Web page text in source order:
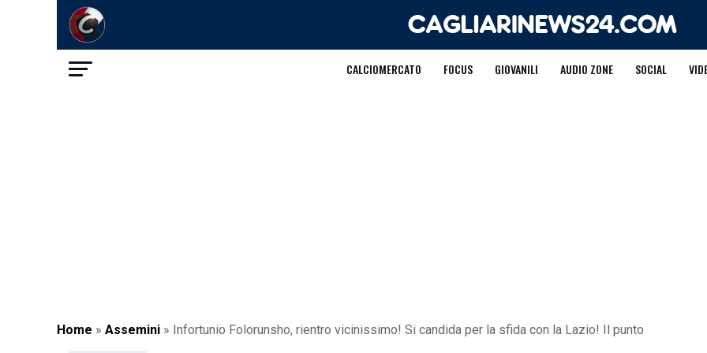
CALCIOMERCATO FOCUS GIOVANILI AUDIO ZONE SOCIAL
Home » Assemini » Infortunio Folorunsho, rientro vicinissimo! Si candida per la sfida con la Lazio! Il punto